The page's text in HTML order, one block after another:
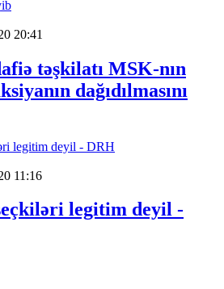
20:41
təşkilatı MSK-nın
dağıdılmasını
11:16
legitim deyil -